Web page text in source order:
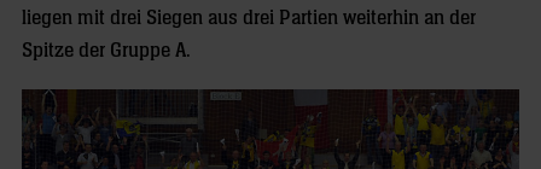
liegen mit drei Siegen aus drei Partien weiterhin an der
Spitze der Gruppe A.